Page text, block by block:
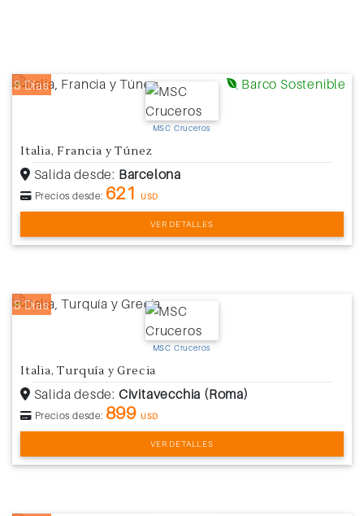
8 Días Barco Sostenible
MSC Cruceros
Italia, Francia y Túnez
Salida desde: Barcelona
Precios desde: 621 USD
VER DETALLES
8 Días
MSC Cruceros
Italia, Turquía y Grecia
Salida desde: Civitavecchia (Roma)
Precios desde: 899 USD
VER DETALLES